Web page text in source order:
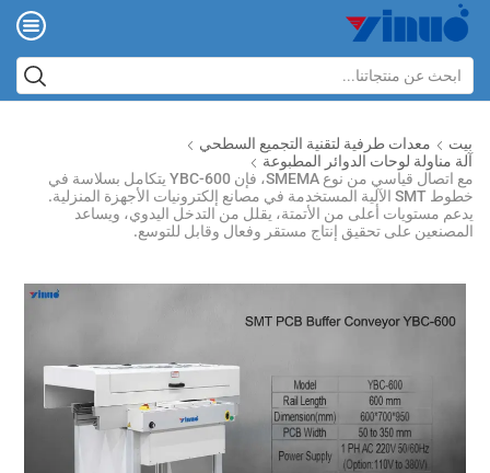
بيت
معدات طرفية لتقنية التجميع السطحي
آلة مناولة لوحات الدوائر المطبوعة
مع اتصال قياسي من نوع SMEMA، فإن YBC-600 يتكامل بسلاسة في
خطوط SMT الآلية المستخدمة في مصانع إلكترونيات الأجهزة المنزلية.
يدعم مستويات أعلى من الأتمتة، يقلل من التدخل اليدوي، ويساعد
المصنعين على تحقيق إنتاج مستقر وفعال وقابل للتوسع.